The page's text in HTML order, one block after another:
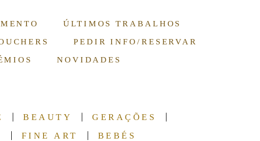
ÚLTIMOS TRABALHOS
PEDIR INFO/RESERVAR
NOVIDADES
BEAUTY
GERAÇÕES
FINE ART BEBÉS